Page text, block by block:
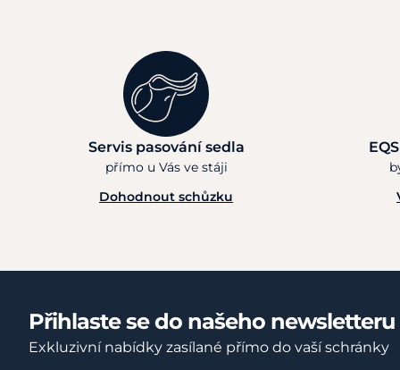
Servis pasování sedla
přímo u Vás ve stáji
Dohodnout schůzku
Přihlaste se do našeho newsletteru
Exkluzivní nabídky zasílané přímo do vaší schránky